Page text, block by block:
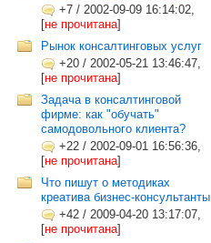
+7 / 2002-09-09 16:14:02,
[не прочитана]
Рынок консалтинговых услуг
+20 / 2002-05-21 13:46:47,
[не прочитана]
Задача в консалтинговой
фирме: как "обучать"
самодовольного клиента?
+22 / 2002-09-01 16:56:36,
[не прочитана]
Что пишут о методиках
креатива бизнес-консультанты
+42 / 2009-04-20 13:17:07,
[не прочитана]